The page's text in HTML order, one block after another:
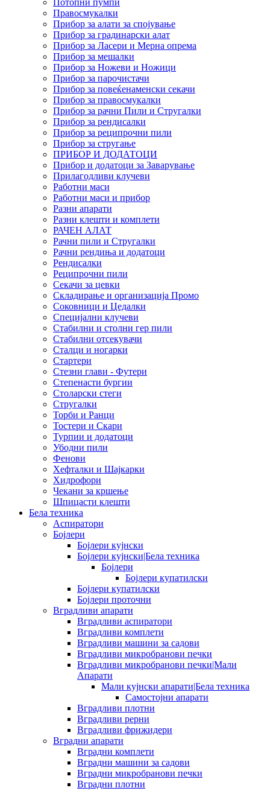
Правосмукалки
Прибор за алати за спојување
Прибор за градинарски алат
Прибор за Ласери и Мерна опрема
Прибор за мешалки
Прибор за Ножеви и Ножици
Прибор за парочистачи
Прибор за повеќенаменски секачи
Прибор за правосмукалки
Прибор за рачни Пили и Стругалки
Прибор за рендисалки
Прибор за реципрочни пили
Прибор за стругање
ПРИБОР И ДОДАТОЦИ
Прибор и додатоци за Заварување
Прилагодливи клучеви
Работни маси
Работни маси и прибор
Разни апарати
Разни клешти и комплети
РАЧЕН АЛАТ
Рачни пили и Стругалки
Рачни рендиња и додатоци
Рендисалки
Реципрочни пили
Секачи за цевки
Складирање и организација Промо
Соковници и Цедалки
Специјални клучеви
Стабилни и столни гер пили
Стабилни отсекувачи
Сталци и ногарки
Стартери
Стезни глави - Футери
Степенасти бургии
Столарски стеги
Стругалки
Торби и Ранци
Тостери и Скари
Турпии и додатоци
Убодни пили
Фенови
Хефталки и Шајкарки
Хидрофори
Чекани за кршење
Шпицасти клешти
Бела техника
Аспиратори
Бојлери
Бојлери кујнски
Бојлери кујнски|Бела техника
Бојлери
Бојлери купатилски
Бојлери купатилски
Бојлери проточни
Вградливи апарати
Вградливи аспиратори
Вградливи комплети
Вградливи машини за садови
Вградливи микробранови печки
Вградливи микробранови печки|Мали
Апарати
Мали кујнски апарати|Бела техника
Самостојни апарати
Вградливи плотни
Вградливи рерни
Вградливи фрижидери
Вградни апарати
Вградни комплети
Вградни машини за садови
Вградни микробранови печки
Вградни плотни